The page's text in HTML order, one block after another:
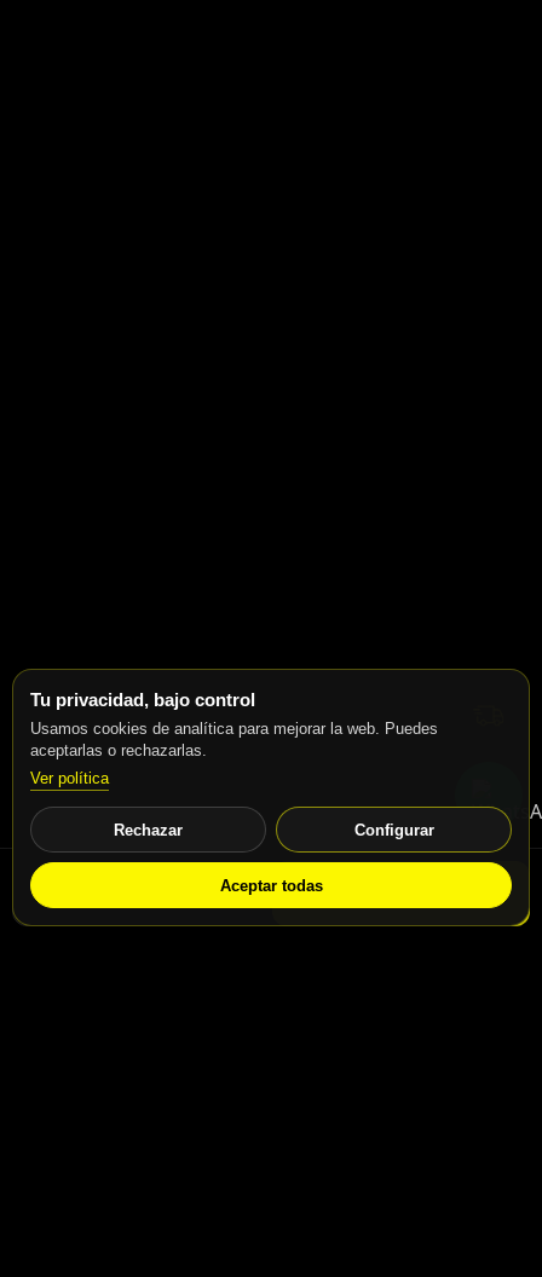
Tu privacidad, bajo control
Usamos cookies de analítica para mejorar la web. Puedes
aceptarlas o rechazarlas.
Ver política
Rechazar Configurar
Aceptar todas